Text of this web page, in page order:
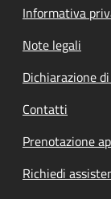
Informativa
Note legali
Dichiarazione
Contatti
Prenotazione
Richiedi